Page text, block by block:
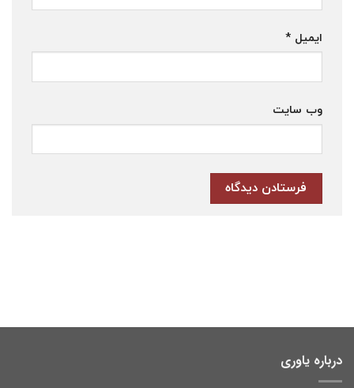
ایمیل *
وب‌ سایت
درباره یاوری